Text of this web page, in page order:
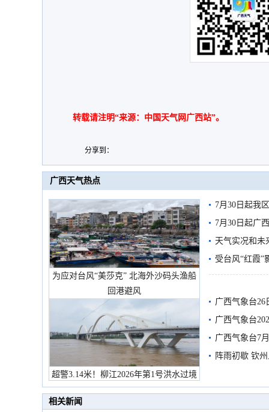
转载请注明“来源：中国天气网广西站”。
分享到：
广西天气热点
为应对台风“美莎克” 北海外沙码头渔船
回港避风
超警3.14米！柳江2026年第1号洪水过境
市民在堤岸见证汛况
7月30日起我
7月30日起广
天气实况和未
受台风“红霞”
有较强降雨
广西气象台26
广西气象台
预警
广西气象台7
阵雨初歇 钦
相关新闻